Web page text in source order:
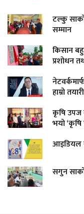
टल्कु
सम्मान
किसान
प्रशोधन
हाम्रो
कृषि उपज
भयो
आइडियल
सगुन